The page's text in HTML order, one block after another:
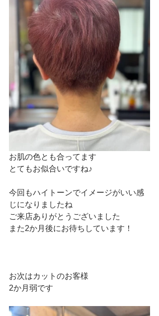
お肌の色とも合ってます
とてもお似合いですね♪
今回もハイトーンでイメージがいい感
じになりましたね
ご来店ありがとうございました
また2か月後にお待ちしています！
お次はカットのお客様
2か月弱です